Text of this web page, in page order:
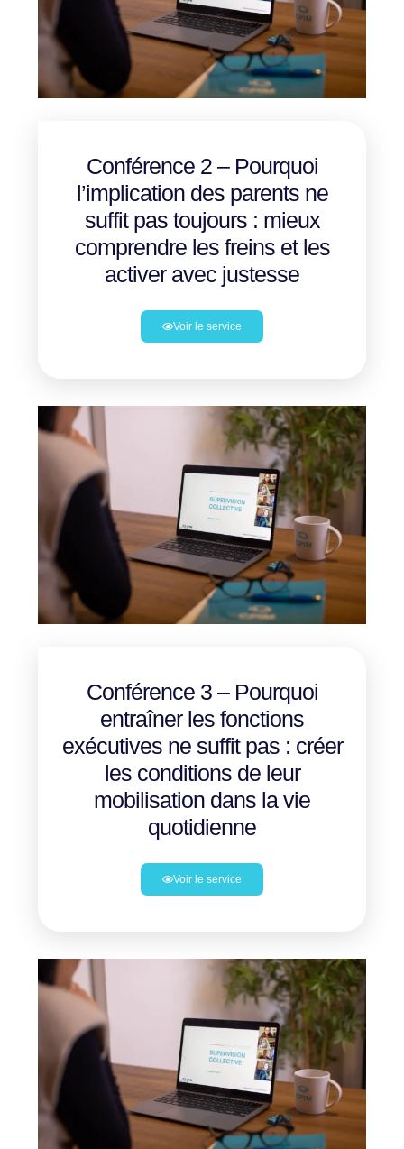
Conférence 2 – Pourquoi
l’implication des parents ne
suffit pas toujours : mieux
comprendre les freins et les
activer avec justesse
Voir le service
Conférence 3 – Pourquoi
entraîner les fonctions
exécutives ne suffit pas : créer
les conditions de leur
mobilisation dans la vie
quotidienne
Voir le service